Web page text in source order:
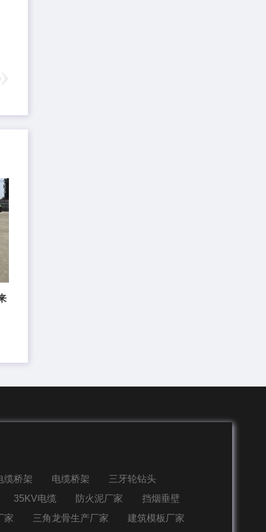
缆桥架 电缆桥架
三牙轮钻头
35KV电缆 防火泥厂家
挡烟垂壁
家 三角龙骨生产厂家 建筑模板厂家